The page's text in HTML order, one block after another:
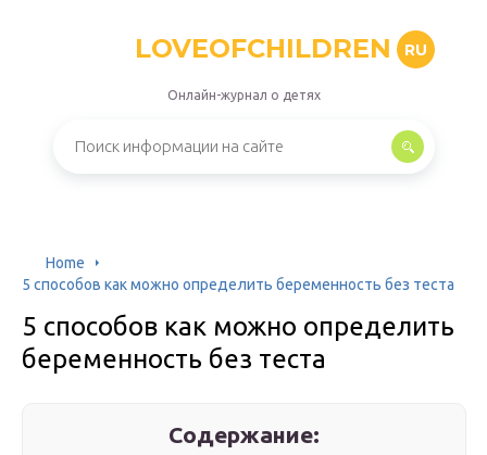
LOVEOFCHILDREN RU
Онлайн-журнал о детях
Home
5 способов как можно определить беременность без теста
5 способов как можно определить
беременность без теста
Содержание: